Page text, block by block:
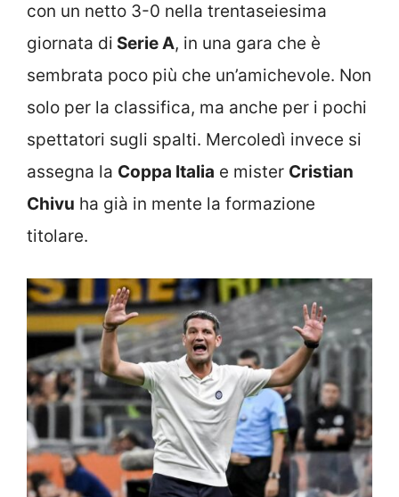
con un netto 3-0 nella trentaseiesima
giornata di Serie A, in una gara che è
sembrata poco più che un’amichevole. Non
solo per la classifica, ma anche per i pochi
spettatori sugli spalti. Mercoledì invece si
assegna la Coppa Italia e mister Cristian
Chivu ha già in mente la formazione
titolare.